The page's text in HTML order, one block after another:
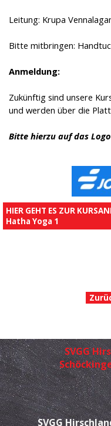
Leitung: Krupa
Bitte mitbringen:
Anmeldung:
Zukünftig sind unsere
und werden über die
Bitte hierzu auf das
HIER GEHT ES ZUR
Hatha Yoga 1
SVGG
SVGG